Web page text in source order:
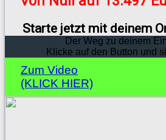
Starte jetzt mit deinem
Der Weg zu deinem
Klicke auf den Button und
Zum Video
(KLICK HIER)